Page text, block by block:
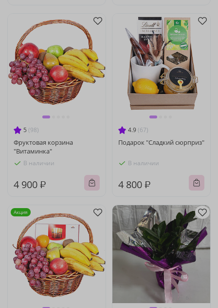
5 (98)
Фруктовая корзина
"Витаминка"
В наличии
4 900 ₽
4.9 (67)
Подарок "Сладкий сюрприз"
В наличии
4 800 ₽
Акция